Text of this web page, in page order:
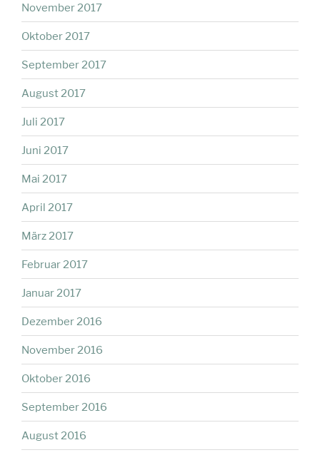
November 2017
Oktober 2017
September 2017
August 2017
Juli 2017
Juni 2017
Mai 2017
April 2017
März 2017
Februar 2017
Januar 2017
Dezember 2016
November 2016
Oktober 2016
September 2016
August 2016